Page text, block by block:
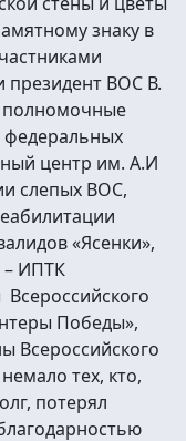
знаку в
президент ВОС В.
полномочные
федеральных
центр им. А.И
слепых ВОС,
«Ясенки»,
– ИПТК
Победы»,
Всероссийского
тех, кто,
потерял